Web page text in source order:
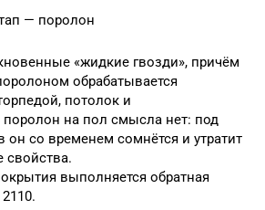
— поролон
«жидкие гвозди», причём
обрабатывается
потолок и
на пол смысла нет: под
он со временем сомнётся и утратит
свойства.
выполняется обратная